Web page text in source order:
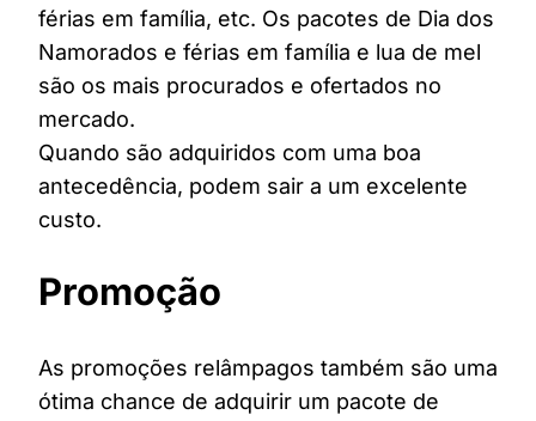
férias em família, etc. Os pacotes de Dia dos
Namorados e férias em família e lua de mel
são os mais procurados e ofertados no
mercado.
Quando são adquiridos com uma boa
antecedência, podem sair a um excelente
custo.
Promoção
As promoções relâmpagos também são uma
ótima chance de adquirir um pacote de